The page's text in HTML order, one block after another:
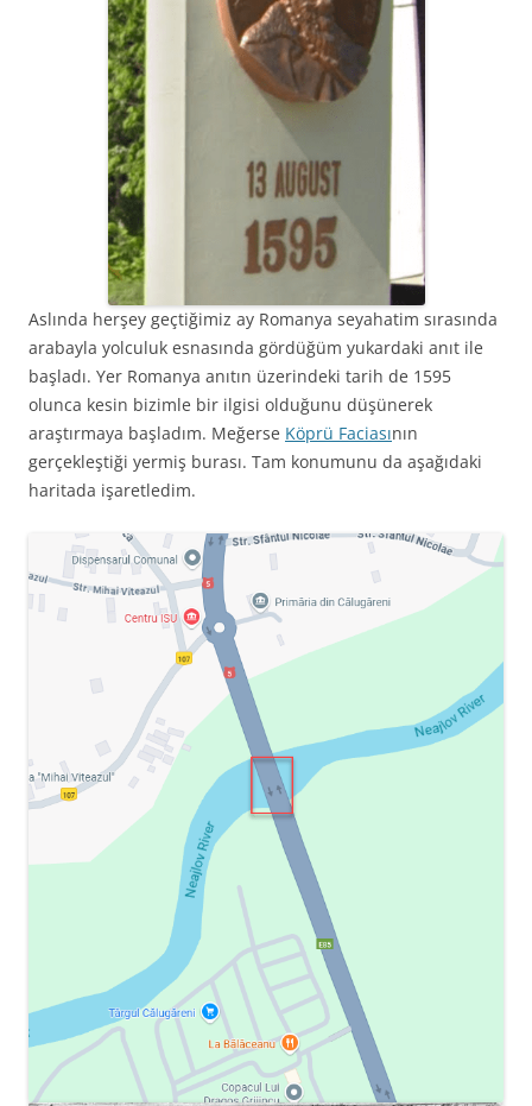
Aslında herşey geçtiğimiz ay Romanya seyahatim sırasında
arabayla yolculuk esnasında gördüğüm yukardaki anıt ile
başladı. Yer Romanya anıtın üzerindeki tarih de 1595
olunca kesin bizimle bir ilgisi olduğunu düşünerek
araştırmaya başladım. Meğerse Köprü Faciasının
gerçekleştiği yermiş burası. Tam konumunu da aşağıdaki
haritada işaretledim.